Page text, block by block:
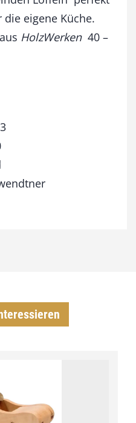
eigene Küche.
HolzWerken 40 –